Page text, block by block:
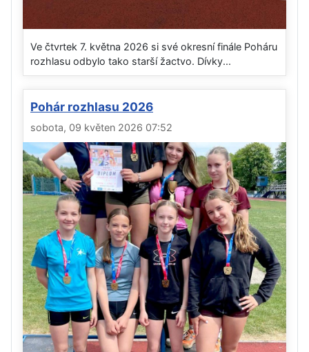
Ve čtvrtek 7. května 2026 si své okresní finále Poháru
rozhlasu odbylo tako starší žactvo. Dívky...
Pohár rozhlasu 2026
sobota, 09 květen 2026 07:52